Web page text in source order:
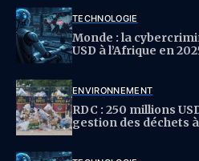
TECHNOLOGIE
Monde : la
USD à l’Afrique en
ENVIRONNEMENT
RDC : 250 millions
gestion des déchets